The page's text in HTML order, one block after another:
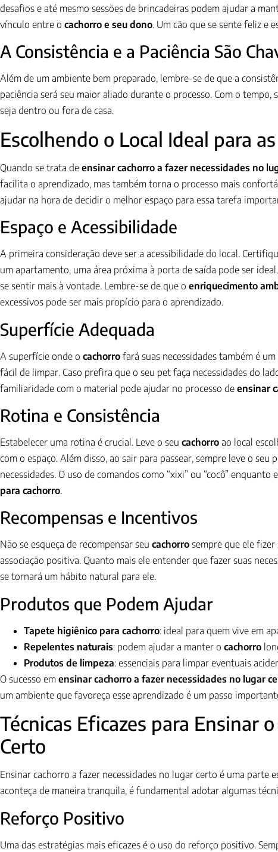
desafios e até mesmo sessões de brincadeiras podem ajudar a
vínculo entre o cachorro e seu dono. Um cão que se sente feliz e
A Consistência e a Paciência São
Além de um ambiente bem preparado, lembre-se de que a
paciência será seu maior aliado durante o processo. Com o
seja dentro ou fora de casa.
Escolhendo o Local Ideal para
Quando se trata de ensinar cachorro a fazer necessidades no
facilita o aprendizado, mas também torna o processo mais
ajudar na hora de decidir o melhor espaço para essa tarefa
Espaço e Acessibilidade
A primeira consideração deve ser a acessibilidade do local.
um apartamento, uma área próxima à porta de saída pode ser
se sentir mais à vontade. Lembre-se de que o enriquecimento
excessivos pode ser mais propício para o aprendizado.
Superfície Adequada
A superfície onde o cachorro fará suas necessidades também é
fácil de limpar. Caso prefira que o seu pet faça necessidades do
familiaridade com o material pode ajudar no processo de ensinar
Rotina e Consistência
Estabelecer uma rotina é crucial. Leve o seu cachorro ao local
com o espaço. Além disso, ao sair para passear, sempre leve o
necessidades. O uso de comandos como “xixi” ou “cocô”
para cachorro.
Recompensas e Incentivos
Não se esqueça de recompensar seu cachorro sempre que ele
associação positiva. Quanto mais ele entender que fazer suas
se tornará um hábito natural para ele.
Produtos que Podem Ajudar
Tapete higiênico para cachorro: ideal para quem vive em
Repelentes naturais: podem ajudar a manter o cachorro
Produtos de limpeza: essenciais para limpar eventuais
O sucesso em ensinar cachorro a fazer necessidades no lugar
um ambiente que favoreça esse aprendizado é um passo
Técnicas Eficazes para Ensinar
Certo
Ensinar cachorro a fazer necessidades no lugar certo é uma parte
aconteça de maneira tranquila, é fundamental adotar algumas
Reforço Positivo
Uma das estratégias mais eficazes é o uso do reforço positivo.